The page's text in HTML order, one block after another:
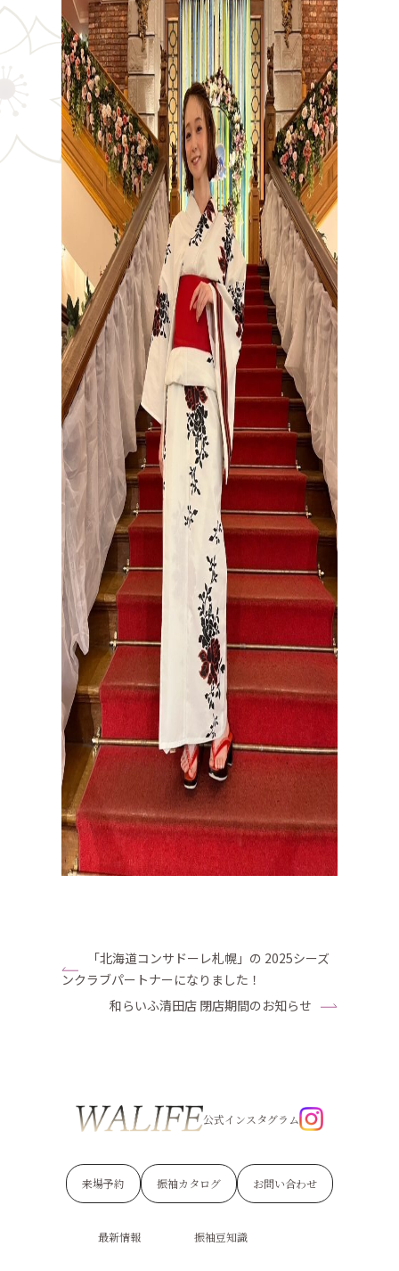
「北海道コンサドーレ札幌」の 2025シーズ
ンクラブパートナーになりました！
和らいふ清田店 閉店期間のお知らせ
公式インスタグラム
来場予約 振袖カタログ お問い合わせ
最新情報 振袖豆知識